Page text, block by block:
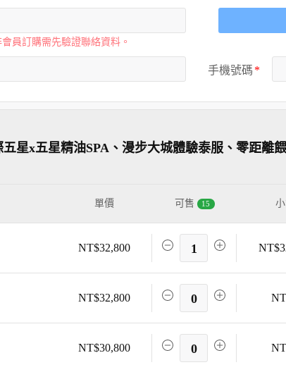
員訂購需先驗證聯絡資料。
手機號碼
星x五星精油SPA、漫步大城體驗泰服、零距離
單價 可售 15
NT$32,800 1
NT$32,800 0
NT$30,800 0